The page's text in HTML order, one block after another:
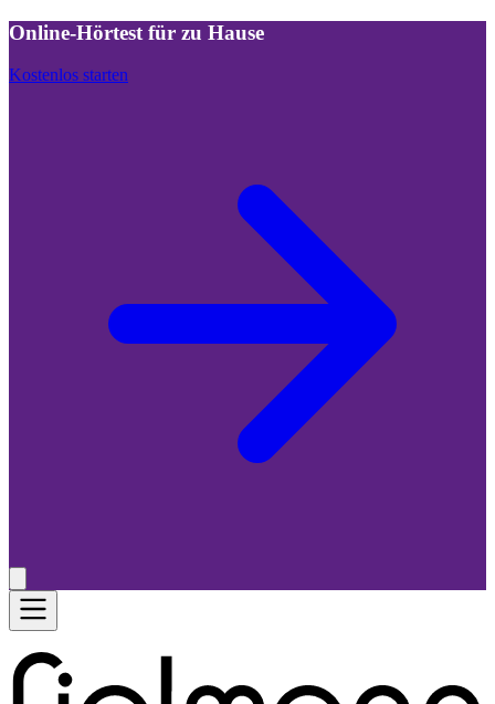
Online-Hörtest für zu Hause
Kostenlos starten